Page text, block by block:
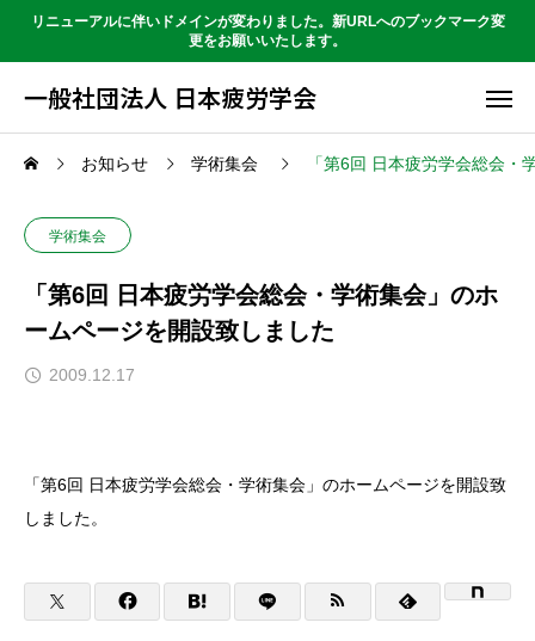
リニューアルに伴いドメインが変わりました。新URLへのブックマーク変
更をお願いいたします。
一般社団法人 日本疲労学会
お知らせ 学術集会 「第6回 日本疲労学会総会
学術集会
「第6回 日本疲労学会総会・学術集会」のホ
ームページを開設致しました
2009.12.17
「第6回 日本疲労学会総会・学術集会」のホームページを開設致
しました。